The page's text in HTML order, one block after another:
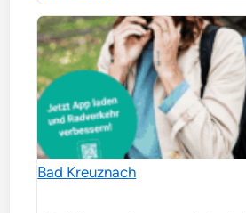
Bad Kreuznach